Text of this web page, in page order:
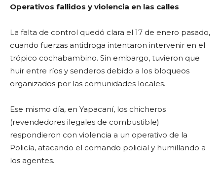
Operativos fallidos y violencia en las calles
La falta de control quedó clara el 17 de enero pasado,
cuando fuerzas antidroga intentaron intervenir en el
trópico cochabambino. Sin embargo, tuvieron que
huir entre ríos y senderos debido a los bloqueos
organizados por las comunidades locales.
Ese mismo día, en Yapacaní, los chicheros
(revendedores ilegales de combustible)
respondieron con violencia a un operativo de la
Policía, atacando el comando policial y humillando a
los agentes.